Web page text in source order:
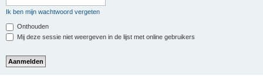
Ik ben mijn wachtwoord vergeten
Onthouden
Mij deze sessie niet weergeven in de lijst met online gebruikers